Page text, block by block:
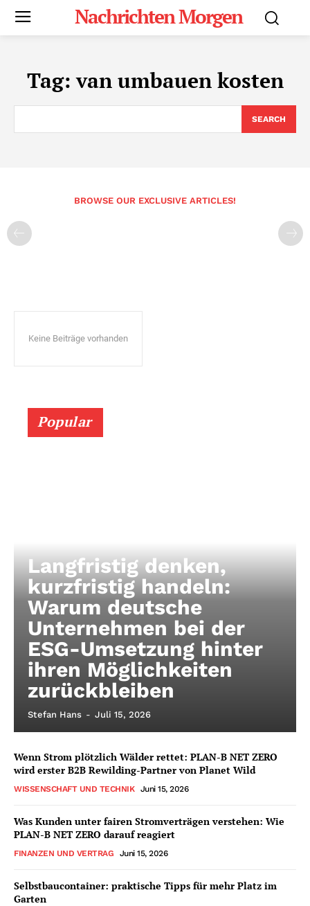
Nachrichten Morgen
Tag:van umbauen kosten
SEARCH
BROWSE OUR EXCLUSIVE ARTICLES!
Keine Beiträge vorhanden
Popular
Langfristig denken,
kurzfristig handeln:
Warum deutsche
Unternehmen bei der
ESG-Umsetzung hinter
ihren Möglichkeiten
zurückbleiben
Stefan Hans - Juli 15, 2026
Wenn Strom plötzlich Wälder rettet: PLAN-B NET ZERO
wird erster B2B Rewilding-Partner von Planet Wild
WISSENSCHAFT UND TECHNIK Juni 15, 2026
Was Kunden unter fairen Stromverträgen verstehen: Wie
PLAN-B NET ZERO darauf reagiert
FINANZEN UND VERTRAG Juni 15, 2026
Selbstbaucontainer: praktische Tipps für mehr Platz im
Garten